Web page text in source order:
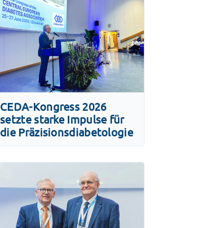
CEDA-Kongress 2026
setzte starke Impulse für
die Präzisionsdiabetologie